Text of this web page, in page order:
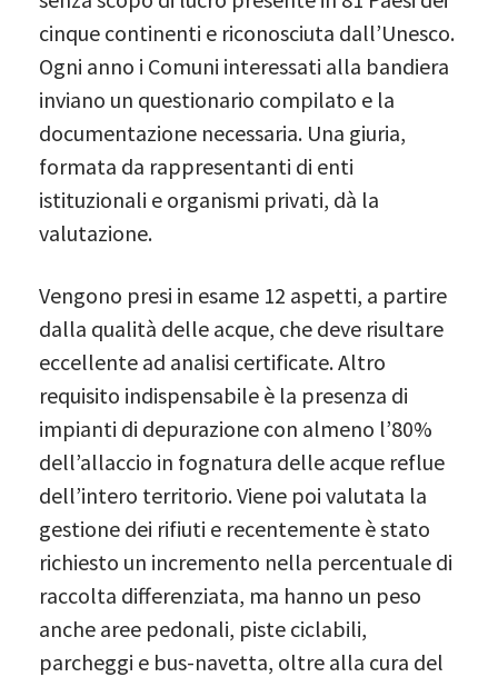
cinque continenti e riconosciuta dall’Unesco.
Ogni anno i Comuni interessati alla bandiera
inviano un questionario compilato e la
documentazione necessaria. Una giuria,
formata da rappresentanti di enti
istituzionali e organismi privati, dà la
valutazione.
Vengono presi in esame 12 aspetti, a partire
dalla qualità delle acque, che deve risultare
eccellente ad analisi certificate. Altro
requisito indispensabile è la presenza di
impianti di depurazione con almeno l’80%
dell’allaccio in fognatura delle acque reflue
dell’intero territorio. Viene poi valutata la
gestione dei rifiuti e recentemente è stato
richiesto un incremento nella percentuale di
raccolta differenziata, ma hanno un peso
anche aree pedonali, piste ciclabili,
parcheggi e bus-navetta, oltre alla cura del